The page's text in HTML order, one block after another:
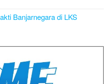
Banjarnegara di LKS